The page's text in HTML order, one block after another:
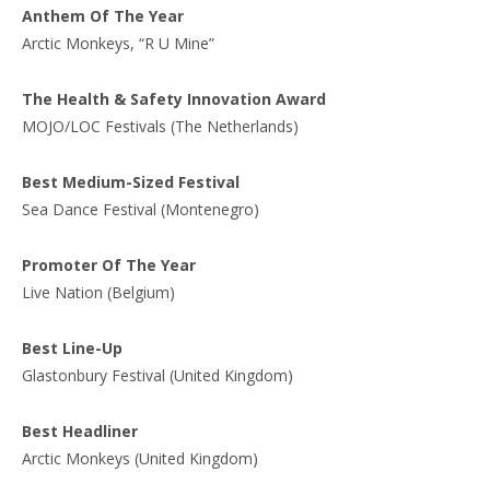
Anthem Of The Year
Arctic Monkeys, “R U Mine”
The Health & Safety Innovation Award
MOJO/LOC Festivals (The Netherlands)
Best Medium-Sized Festival
Sea Dance Festival (Montenegro)
Promoter Of The Year
Live Nation (Belgium)
Best Line-Up
Glastonbury Festival (United Kingdom)
Best Headliner
Arctic Monkeys (United Kingdom)